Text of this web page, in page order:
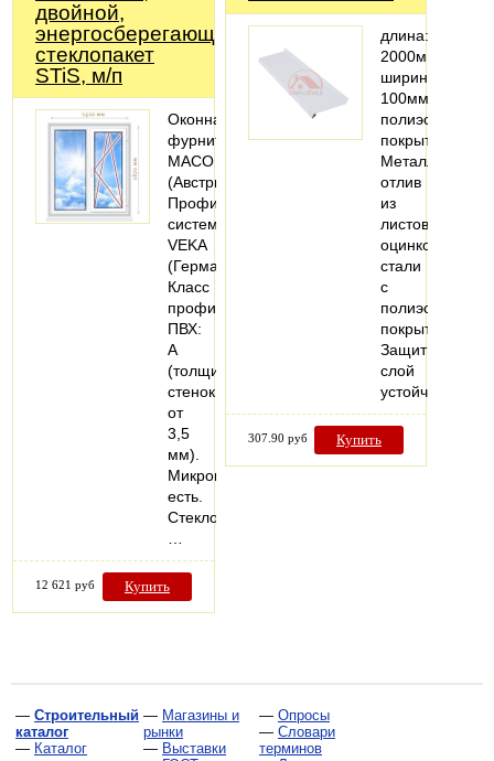
двойной,
энергосберегающий
стеклопакет
STiS, м/п
Оконная
фурнитура
MACO
(Австрия).
Профильная
система:
VEKA
(Германия).
Класс
профиля
ПВХ:
А
(толщина
стенок
от
3,5
мм).
Микропроветривание:
есть.
Стеклопакеты:
12 621 руб Купить
длина:
2000мм;
ширина:
100мм;
полиэстеровое
покрытие
Металлический
отлив
из
листовой
оцинкованной
стали
с
полиэстеровым
покрытием.
Защитный
слой
устойчив…
307.90 руб Купить
— Строительный
каталог
— Каталог
— Магазины и
рынки
— Выставки
— Опросы
— Словари
терминов